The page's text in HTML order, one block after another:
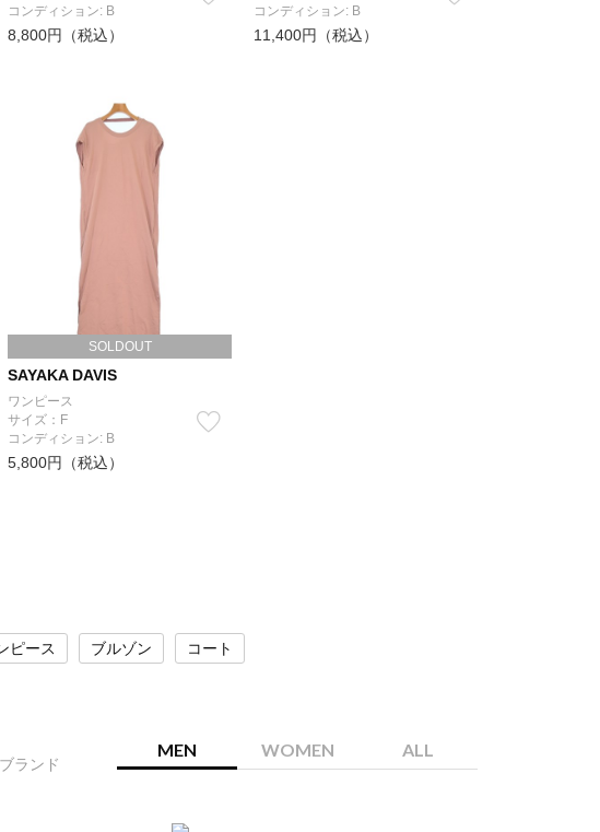
コンディション: B
8,800円（税込）
コンディション: B
11,400円（税込）
SOLDOUT
SAYAKA DAVIS
ワンピース
サイズ：F
コンディション: B
5,800円（税込）
ピース ブルゾン コート
ランド
MEN WOMEN ALL